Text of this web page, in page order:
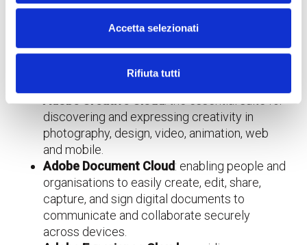
Accetta selezionati
Rifiuta tutti
and graphics products, it helps users in their daily
work with the most advanced tools for producing
Adobe’s leading solutions include:
Adobe Creative Cloud: the essential suite for
discovering and expressing creativity in
photography, design, video, animation, web
and mobile.
Adobe Document Cloud: enabling people and
organisations to easily create, edit, share,
capture, and sign digital documents to
communicate and collaborate securely
across devices.